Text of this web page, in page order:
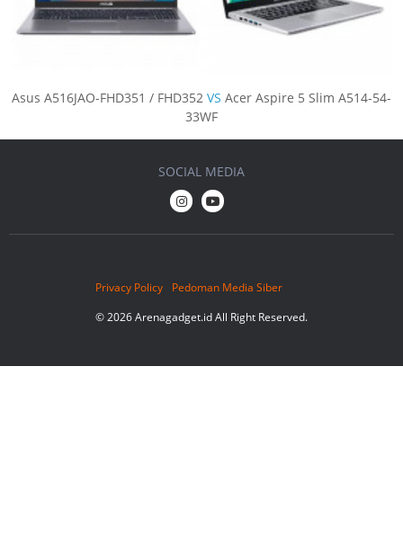
Asus A516JAO-FHD351 / FHD352 VS Acer Aspire 5 Slim A514-54-
33WF
Privacy Policy
Pedoman Media Siber
© 2026 Arenagadget.id All Right Reserved.
SOCIAL MEDIA